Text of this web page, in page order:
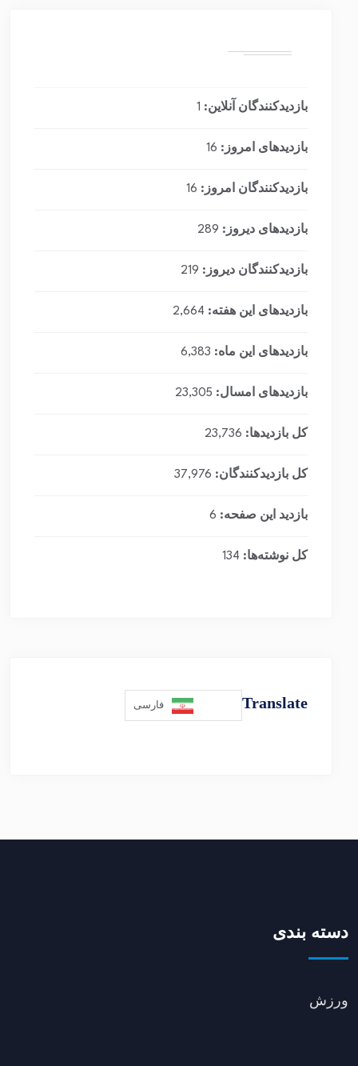
بازدیدکنندگان آنلاین: 1
بازدیدهای امروز: 16
بازدیدکنندگان امروز: 16
بازدیدهای دیروز: 289
بازدیدکنندگان دیروز: 219
بازدیدهای این هفته: 2,664
بازدیدهای این ماه: 6,383
بازدیدهای امسال: 23,305
کل بازدیدها: 23,736
کل بازدیدکنند‌گان: 37,976
بازدید این صفحه: 6
کل نوشته‌ها: 134
Translate فارسی
دسته بندی
ورزش